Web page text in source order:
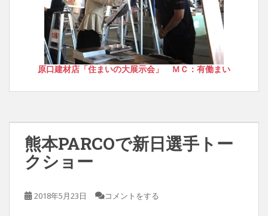
原口建材店「住まいの大展示会」 ＭＣ：有働まい
熊本PARCOで新日選手トー
クショー
2018年5月23日 コメントをする